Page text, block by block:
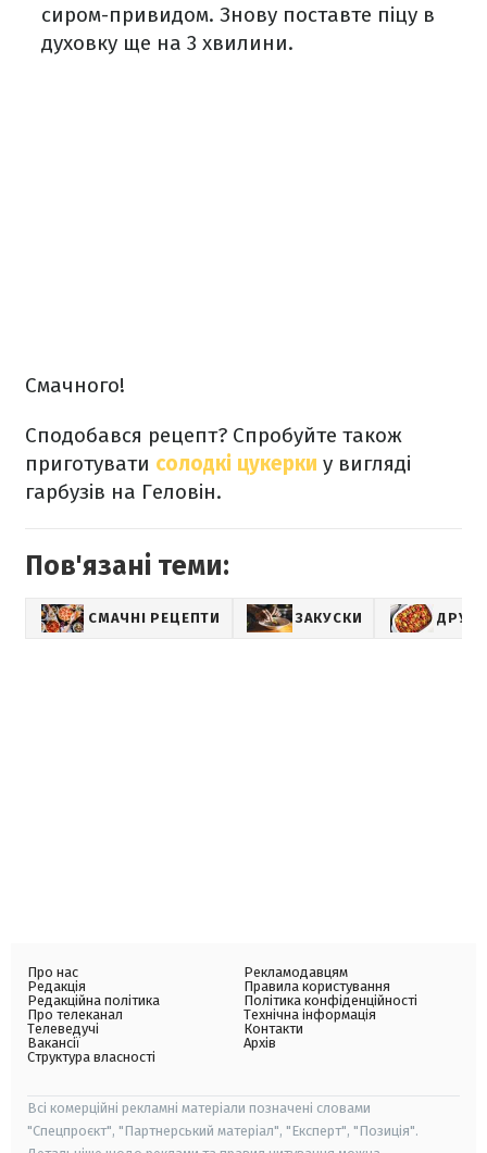
сиром-привидом. Знову поставте піцу в
духовку ще на 3 хвилини.
Смачного!
Сподобався рецепт? Спробуйте також
приготувати солодкі цукерки у вигляді
гарбузів на Геловін.
Пов'язані теми:
СМАЧНІ РЕЦЕПТИ ЗАКУСКИ
Про нас
Редакція
Редакційна політика
Про телеканал
Телеведучі
Вакансії
Структура власності
Рекламодавцям
Правила користування
Політика конфіденційності
Технічна інформація
Контакти
Архів
Всі комерційні рекламні матеріали позначені словами
"Спецпроєкт", "Партнерський матеріал", "Експерт", "Позиція".